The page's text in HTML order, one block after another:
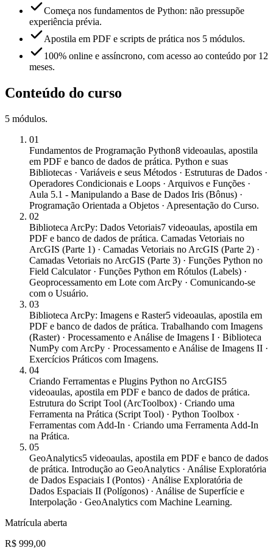
Começa nos fundamentos de Python: não pressupõe
experiência prévia.
Apostila em PDF e scripts de prática nos 5 módulos.
100% online e assíncrono, com acesso ao conteúdo por 12
meses.
Conteúdo do curso
5 módulos.
01
Fundamentos de Programação Python8 videoaulas, apostila
em PDF e banco de dados de prática. Python e suas
Bibliotecas · Variáveis e seus Métodos · Estruturas de Dados ·
Operadores Condicionais e Loops · Arquivos e Funções ·
Aula 5.1 - Manipulando a Base de Dados Iris (Bônus) ·
Programação Orientada a Objetos · Apresentação do Curso.
02
Biblioteca ArcPy: Dados Vetoriais7 videoaulas, apostila em
PDF e banco de dados de prática. Camadas Vetoriais no
ArcGIS (Parte 1) · Camadas Vetoriais no ArcGIS (Parte 2) ·
Camadas Vetoriais no ArcGIS (Parte 3) · Funções Python no
Field Calculator · Funções Python em Rótulos (Labels) ·
Geoprocessamento em Lote com ArcPy · Comunicando-se
com o Usuário.
03
Biblioteca ArcPy: Imagens e Raster5 videoaulas, apostila em
PDF e banco de dados de prática. Trabalhando com Imagens
(Raster) · Processamento e Análise de Imagens I · Biblioteca
NumPy com ArcPy · Processamento e Análise de Imagens II ·
Exercícios Práticos com Imagens.
04
Criando Ferramentas e Plugins Python no ArcGIS5
videoaulas, apostila em PDF e banco de dados de prática.
Estrutura do Script Tool (ArcToolbox) · Criando uma
Ferramenta na Prática (Script Tool) · Python Toolbox ·
Ferramentas com Add-In · Criando uma Ferramenta Add-In
na Prática.
05
GeoAnalytics5 videoaulas, apostila em PDF e banco de dados
de prática. Introdução ao GeoAnalytics · Análise Exploratória
de Dados Espaciais I (Pontos) · Análise Exploratória de
Dados Espaciais II (Polígonos) · Análise de Superfície e
Interpolação · GeoAnalytics com Machine Learning.
Matrícula aberta
R$ 999,00